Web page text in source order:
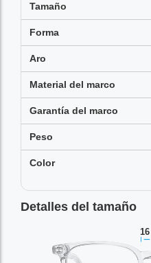
Tamaño
Forma
Aro
Material del marco
Garantía del marco
Peso
Color
Detalles del tamaño
16